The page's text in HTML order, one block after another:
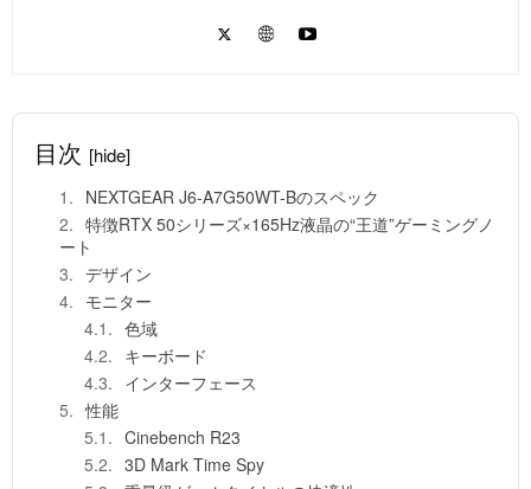
目次 [hide]
NEXTGEAR J6-A7G50WT-Bのスペック
特徴RTX 50シリーズ×165Hz液晶の“王道”ゲーミングノ
ート
デザイン
モニター
色域
キーボード
インターフェース
性能
Cinebench R23
3D Mark Time Spy